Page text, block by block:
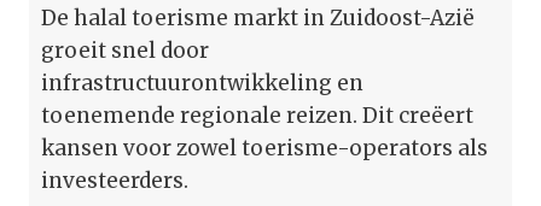
De halal toerisme markt in Zuidoost-Azië
groeit snel door
infrastructuurontwikkeling en
toenemende regionale reizen. Dit creëert
kansen voor zowel toerisme-operators als
investeerders.